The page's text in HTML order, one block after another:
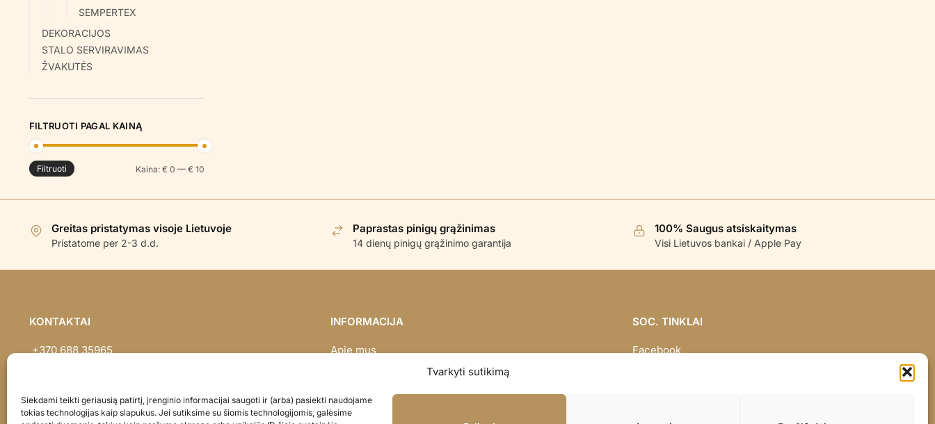
Tvarkyti sutikimą
Siekdami teikti geriausią patirtį, įrenginio informacijai saugoti ir (arba) pasiekti naudojame
tokias technologijas kaip slapukus. Jei sutiksime su šiomis technologijomis, galėsime
SEMPERTEX
DEKORACIJOS
STALO SERVIRAVIMAS
ŽVAKUTĖS
FILTRUOTI PAGAL KAINĄ
Min
Maks
Filtruoti Kaina: € 0 — € 10
Greitas pristatymas visoje Lietuvoje
Pristatome per 2-3 d.d.
Paprastas pinigų grąžinimas
14 dienų pinigų grąžinimo garantija
100% Saugus atsiskaitymas
Visi Lietuvos bankai / Apple Pay
KONTAKTAI
+370 688 35965
INFORMACIJA
Apie mus
Privatumo politika
SOC. TINKLAI
Facebook